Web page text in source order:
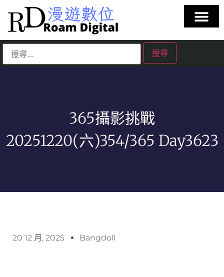
365攝影挑戰
20251220(六)354/365 Day3623
20 12 月, 2025 Bangdoll